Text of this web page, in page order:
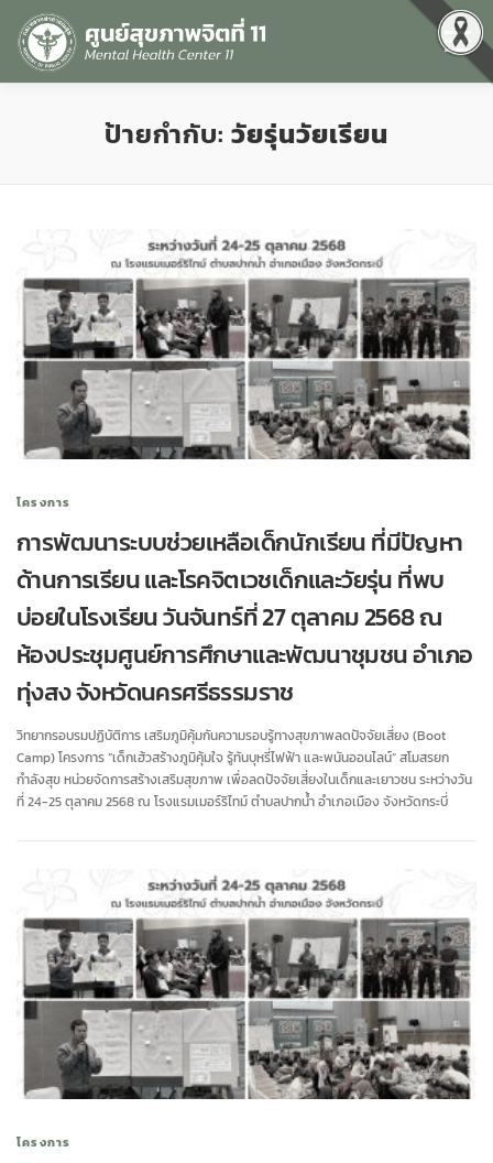
Menu
เกี่ยวกับเรา คุณธรรมและความโปร่งใส
คู่มือ สำหรับบุคลากร
ป้ายกำกับ: วัยรุ่นวัยเรียน
โครงการ
การพัฒนาระบบช่วยเหลือเด็กนักเรียน ที่มีปัญหา
ด้านการเรียน และโรคจิตเวชเด็กและวัยรุ่น ที่พบ
บ่อยในโรงเรียน วันจันทร์ที่ 27 ตุลาคม 2568 ณ
ห้องประชุมศูนย์การศึกษาและพัฒนาชุมชน อำเภอ
ทุ่งสง จังหวัดนครศรีธรรมราช
วิทยากรอบรมปฏิบัติการ เสริมภูมิคุ้มกันความรอบรู้ทางสุขภาพลดปัจจัยเสี่ยง (Boot
Camp) โครงการ “เด็กเฮ้วสร้างภูมิคุ้มใจ รู้ทันบุหรี่ไฟฟ้า และพนันออนไลน์” สโมสรยก
กำลังสุข หน่วยจัดการสร้างเสริมสุขภาพ เพื่อลดปัจจัยเสี่ยงในเด็กและเยาวชน ระหว่างวัน
ที่ 24-25 ตุลาคม 2568 ณ โรงแรมเมอร์ริไทม์ ตำบลปากน้ำ อำเภอเมือง จังหวัดกระบี่
โครงการ